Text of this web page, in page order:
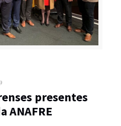
presentes
ANAFRE